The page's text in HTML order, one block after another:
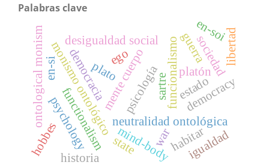
Palabras clave
funcionalismo
neutralidad ontológica
mente cuerpo
monismo ontológico
functionalism mind-body
ontological monism democracia
desigualdad social
democracy
platón
psicología
plato
psychology
sociedad
habitar
hobbes igualdad
guerra
estado
war
state
sartre
libertad
en-si ego
en-soi
historia